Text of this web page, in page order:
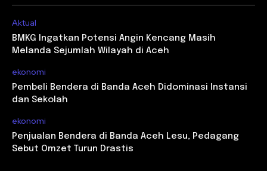
Aktual
BMKG Ingatkan Potensi Angin Kencang Masih
Melanda Sejumlah Wilayah di Aceh
ekonomi
Pembeli Bendera di Banda Aceh Didominasi Instansi
dan Sekolah
ekonomi
Penjualan Bendera di Banda Aceh Lesu, Pedagang
Sebut Omzet Turun Drastis